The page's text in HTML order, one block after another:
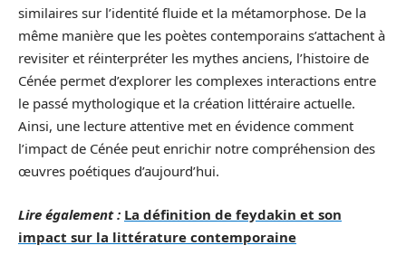
similaires sur l’identité fluide et la métamorphose. De la
même manière que les poètes contemporains s’attachent à
revisiter et réinterpréter les mythes anciens, l’histoire de
Cénée permet d’explorer les complexes interactions entre
le passé mythologique et la création littéraire actuelle.
Ainsi, une lecture attentive met en évidence comment
l’impact de Cénée peut enrichir notre compréhension des
œuvres poétiques d’aujourd’hui.
Lire également : La définition de feydakin et son
impact sur la littérature contemporaine